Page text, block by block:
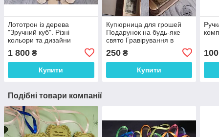
Лототрон із дерева
"Зручний куб". Різні
кольори та дизайни
1 800 ₴
Купити
Купюрница для грошей
Подарунок на будь-яке
свято Гравірування в
подарунок Розмір: 18*9 см
250₴
Купити
100
Подібні товари компанії